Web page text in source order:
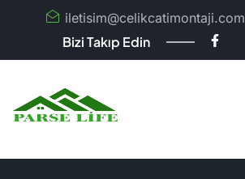
iletisim@celikcatimontaji.com
Bizi Takıp Edin